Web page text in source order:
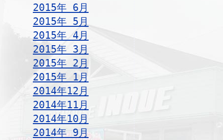
2015年 6月
2015年 5月
2015年 4月
2015年 3月
2015年 2月
2015年 1月
2014年12月
2014年11月
2014年10月
2014年 9月